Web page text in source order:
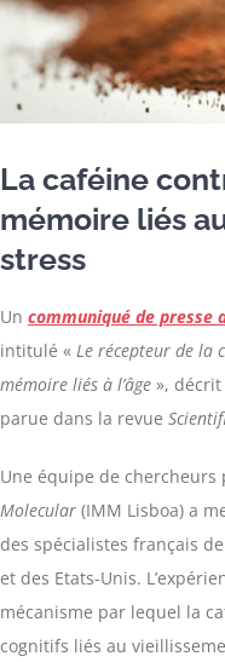
La caféine
mémoire liés
stress
Un communiqué de presse
intitulé « Le récepteur de la
mémoire liés à l’âge », décrit
parue dans la revue
Une équipe de chercheurs
Molecular (IMM Lisboa) a
des spécialistes français
et des Etats-Unis.
mécanisme par lequel la
cognitifs liés au